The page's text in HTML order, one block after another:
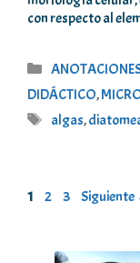
con respecto al
Categorías
DIDÁCTICO,
Etiquetas
algas,
Página
1 Página
2 Página
3 Siguiente